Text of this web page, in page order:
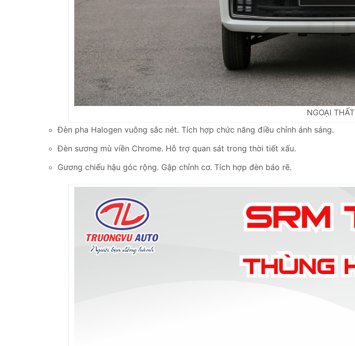
NGOẠI THẤT
Đèn pha Halogen vuông sắc nét. Tích hợp chức năng điều chỉnh ánh sáng.
Đèn sương mù viền Chrome. Hỗ trợ quan sát trong thời tiết xấu.
Gương chiếu hậu góc rộng. Gập chỉnh cơ. Tích hợp đèn báo rẽ.